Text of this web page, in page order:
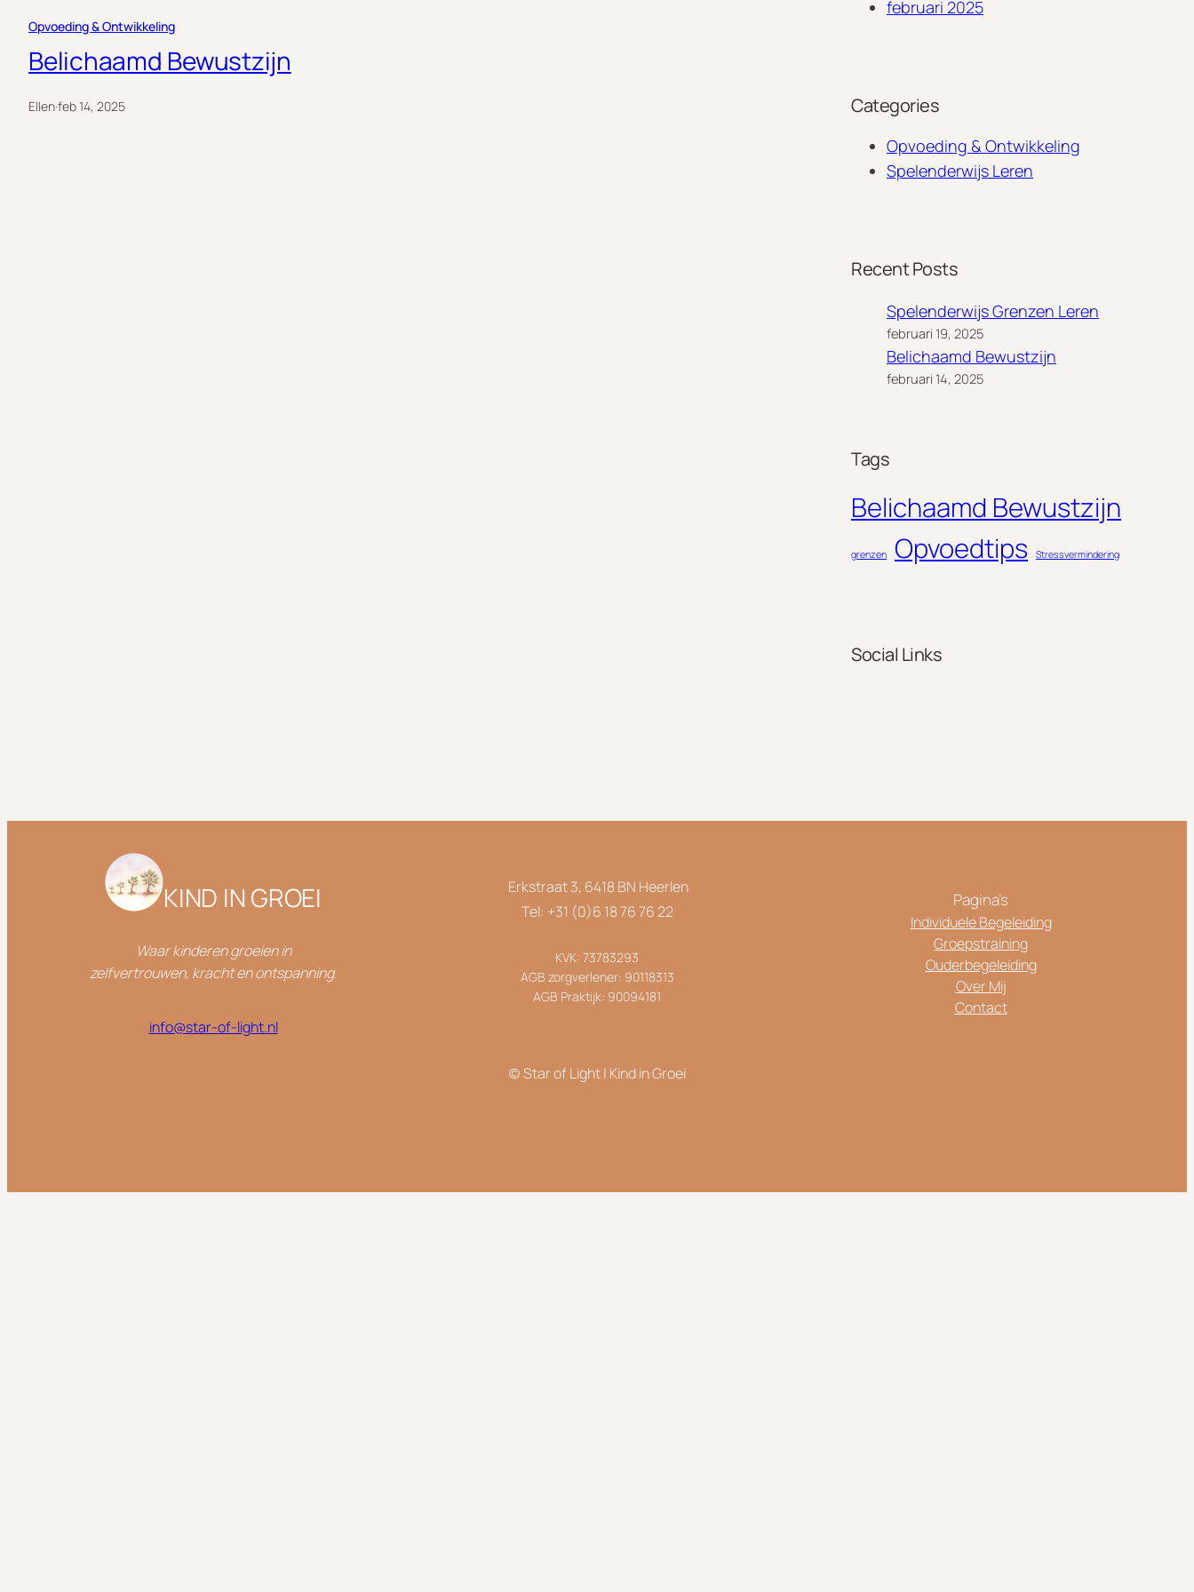
Opvoeding & Ontwikkeling
Belichaamd Bewustzijn
Ellen·feb 14, 2025
februari 2025
Categories
Opvoeding & Ontwikkeling
Spelenderwijs Leren
Recent Posts
Spelenderwijs Grenzen Leren
februari 19, 2025
Belichaamd Bewustzijn
februari 14, 2025
Tags
Belichaamd Bewustzijn
grenzen Opvoedtips Stressvermindering
Social Links
KIND IN GROEI
Waar kinderen groeien in
zelfvertrouwen, kracht en ontspanning.
info@star-of-light.nl
Erkstraat 3, 6418 BN Heerlen
Tel: +31 (0)6 18 76 76 22
KVK: 73783293
AGB zorgverlener: 90118313
AGB Praktijk: 90094181
Pagina’s
Individuele Begeleiding
Groepstraining
Ouderbegeleiding
Over Mij
Contact
(c) Star of Light | Kind in Groei